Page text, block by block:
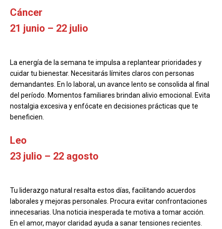
Cáncer
21 junio – 22 julio
La energía de la semana te impulsa a replantear prioridades y
cuidar tu bienestar. Necesitarás límites claros con personas
demandantes. En lo laboral, un avance lento se consolida al final
del período. Momentos familiares brindan alivio emocional. Evita
nostalgia excesiva y enfócate en decisiones prácticas que te
beneficien.
Leo
23 julio – 22 agosto
Tu liderazgo natural resalta estos días, facilitando acuerdos
laborales y mejoras personales. Procura evitar confrontaciones
innecesarias. Una noticia inesperada te motiva a tomar acción.
En el amor, mayor claridad ayuda a sanar tensiones recientes.